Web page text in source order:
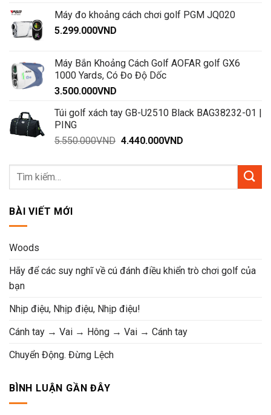
Máy đo khoảng cách chơi golf PGM JQ020
5.299.000VND
Máy Bắn Khoảng Cách Golf AOFAR golf GX6
1000 Yards, Có Đo Độ Dốc
3.500.000VND
Túi golf xách tay GB-U2510 Black BAG38232-01 |
PING
5.550.000VND Giá
là:
4.440.000VNDGiá
tại
4.440.000VND.
BÀI VIẾT MỚI
Woods
Hãy để các suy nghĩ về cú đánh điều khiển trò chơi golf của
bạn
Nhịp điệu, Nhịp điệu, Nhịp điệu!
Cánh tay → Vai → Hông → Vai → Cánh tay
Chuyển Động. Đừng Lệch
BÌNH LUẬN GẦN ĐÂY